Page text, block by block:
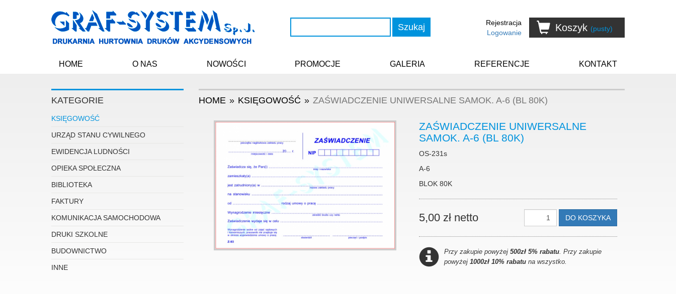
Szukaj
Rejestracja
Logowanie
Koszyk (pusty)
HOME O NAS NOWOŚCI PROMOCJE GALERIA REFERENCJE KONTAKT
KATEGORIE
KSIĘGOWOŚĆ
URZĄD STANU CYWILNEGO
EWIDENCJA LUDNOŚCI
OPIEKA SPOŁECZNA
BIBLIOTEKA
FAKTURY
KOMUNIKACJA SAMOCHODOWA
DRUKI SZKOLNE
BUDOWNICTWO
INNE
HOME KSIĘGOWOŚĆ ZAŚWIADCZENIE UNIWERSALNE SAMOK. A-6 (BL 80K)
ZAŚWIADCZENIE UNIWERSALNE
SAMOK. A-6 (BL 80K)
OS-231s
A-6
BLOK 80K
5,00 zł netto DO KOSZYKA
Przy zakupie powyżej500zł 5% rabatu. Przy zakupie
powyżej1000zł 10% rabatu na wszystko.